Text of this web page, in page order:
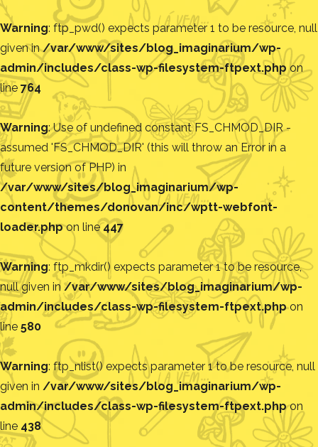
Warning: ftp_pwd() expects parameter 1 to be resource, null
given in/var/www/sites/blog_imaginarium/wp-
admin/includes/class-wp-filesystem-ftpext.phpon
line 764
Warning: Use of undefined constant FS_CHMOD_DIR -
assumed 'FS_CHMOD_DIR' (this will throw an Error in a
future version of PHP) in
/var/www/sites/blog_imaginarium/wp-
content/themes/donovan/inc/wptt-webfont-
loader.phpon line447
Warning: ftp_mkdir() expects parameter 1 to be resource,
null given in /var/www/sites/blog_imaginarium/wp-
admin/includes/class-wp-filesystem-ftpext.phpon
line 580
Warning: ftp_nlist() expects parameter 1 to be resource, null
given in /var/www/sites/blog_imaginarium/wp-
admin/includes/class-wp-filesystem-ftpext.phpon
line 438